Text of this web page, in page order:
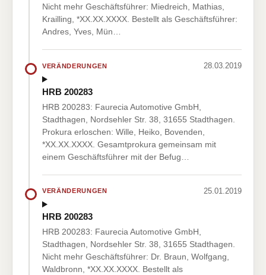
Nicht mehr Geschäftsführer: Miedreich, Mathias,
Krailling, *XX.XX.XXXX. Bestellt als Geschäftsführer:
Andres, Yves, Mün…
VERÄNDERUNGEN 28.03.2019
HRB 200283
HRB 200283: Faurecia Automotive GmbH,
Stadthagen, Nordsehler Str. 38, 31655 Stadthagen.
Prokura erloschen: Wille, Heiko, Bovenden,
*XX.XX.XXXX. Gesamtprokura gemeinsam mit
einem Geschäftsführer mit der Befug…
VERÄNDERUNGEN 25.01.2019
HRB 200283
HRB 200283: Faurecia Automotive GmbH,
Stadthagen, Nordsehler Str. 38, 31655 Stadthagen.
Nicht mehr Geschäftsführer: Dr. Braun, Wolfgang,
Waldbronn, *XX.XX.XXXX. Bestellt als